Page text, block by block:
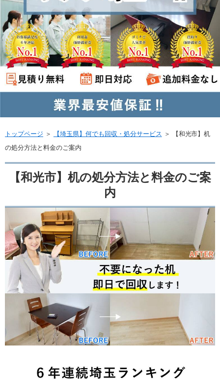
トップページ ＞ 【埼玉県】何でも回収・処分サービス ＞
【和光市】机
の処分方法と料金のご案内
【和光市】机の処分方法と料金のご案
内